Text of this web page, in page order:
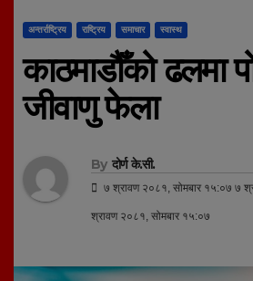
अन्तर्राष्ट्रिय राष्ट्रिय समाचार स्वास्थ
काठमाडौँको ढलमा
जीवाणु फेला
By दोर्ण के.सी.
७ श्रावण २०८१, सोमबार १५:०७ ७
श्रावण २०८१, सोमबार १५:०७